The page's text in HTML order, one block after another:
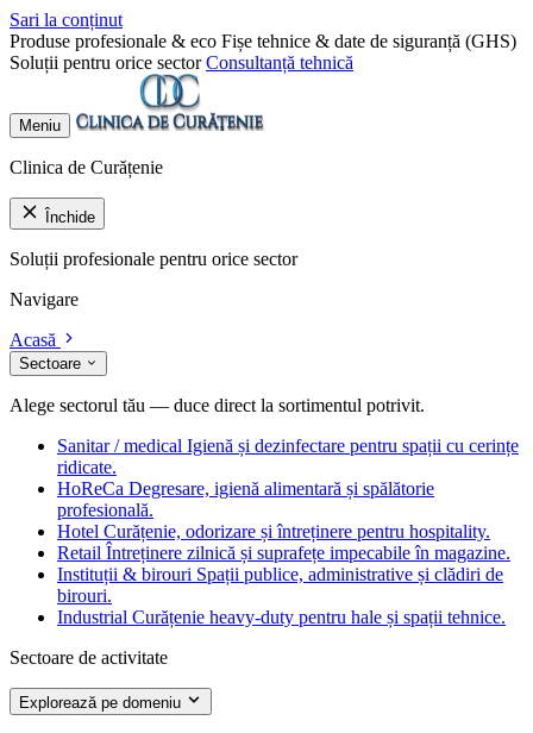
Sari la conținut
Produse profesionale & eco Fișe tehnice & date de siguranță (GHS)
Soluții pentru orice sector Consultanță tehnică
Meniu
Clinica de Curățenie
Închide
Soluții profesionale pentru orice sector
Navigare
Acasă
Sectoare
Alege sectorul tău — duce direct la sortimentul potrivit.
Sanitar / medical Igienă și dezinfectare pentru spații cu cerințe
ridicate.
HoReCa Degresare, igienă alimentară și spălătorie
profesională.
Hotel Curățenie, odorizare și întreținere pentru hospitality.
Retail Întreținere zilnică și suprafețe impecabile în magazine.
Instituții & birouri Spații publice, administrative și clădiri de
birouri.
Industrial Curățenie heavy-duty pentru hale și spații tehnice.
Sectoare de activitate
Explorează pe domeniu